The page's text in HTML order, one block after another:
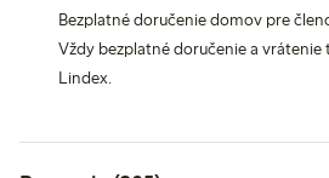
Bezplatné doručenie domov pre
Vždy bezplatné doručenie a vrátenie
Lindex.